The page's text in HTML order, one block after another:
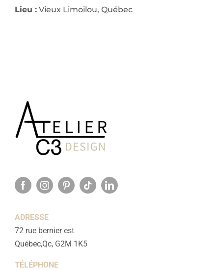
Lieu :Vieux Limoilou, Québec
ADRESSE
72 rue bernier est
Québec,Qc, G2M 1K5
TÉLÉPHONE